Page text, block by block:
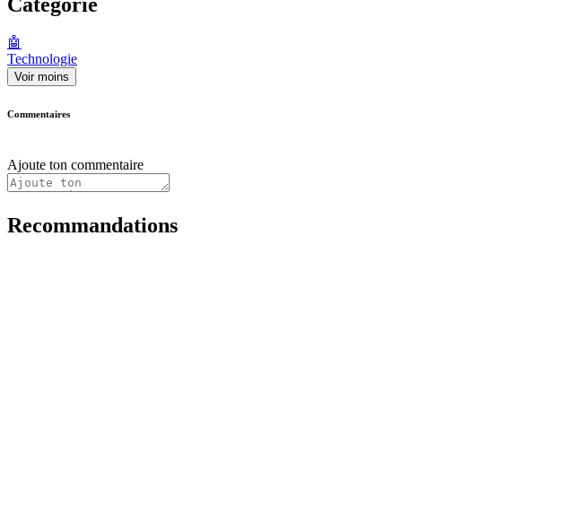
🤖
Technologie
Voir moins
Commentaires
Ajoute ton commentaire
Recommandations